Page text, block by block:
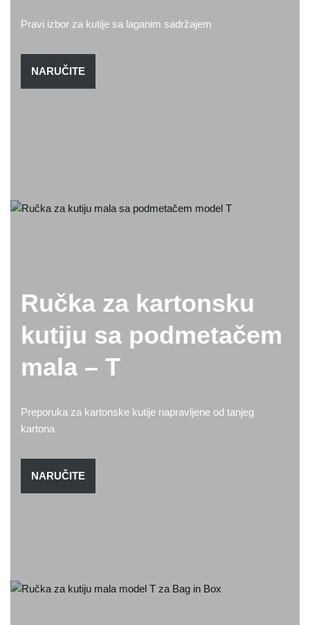
Pravi izbor za kutije sa laganim sadržajem
NARUČITE
Ručka za kartonsku
kutiju sa podmetačem
mala – T
Preporuka za kartonske kutije napravljene od tanjeg
kartona
NARUČITE